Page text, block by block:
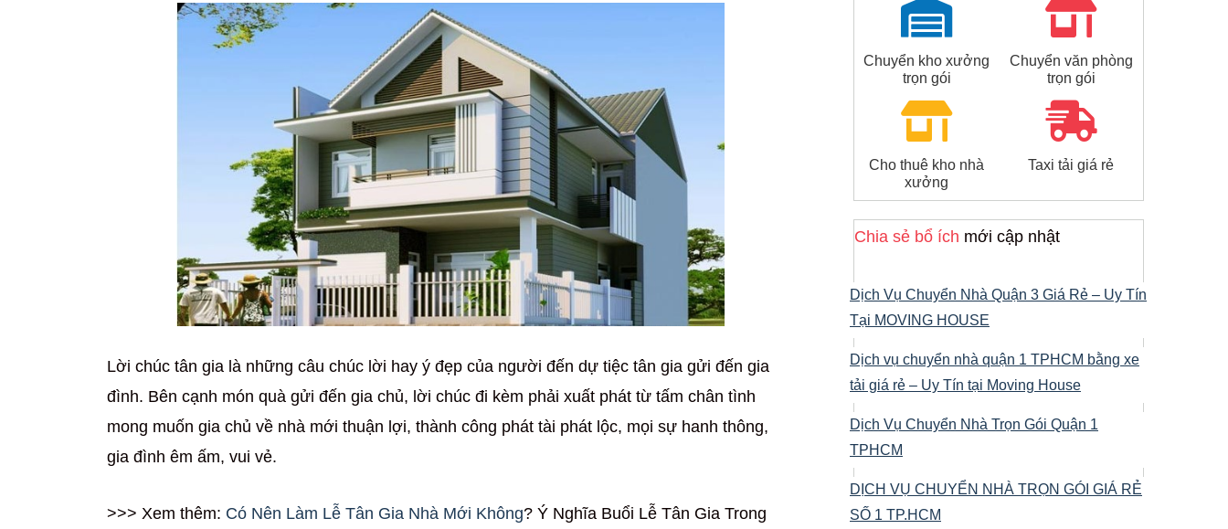
Lời chúc tân gia là những câu chúc lời hay ý đẹp của người đến dự tiệc tân gia gửi đến gia
đình. Bên cạnh món quà gửi đến gia chủ, lời chúc đi kèm phải xuất phát từ tấm chân tình
mong muốn gia chủ về nhà mới thuận lợi, thành công phát tài phát lộc, mọi sự hanh thông,
gia đình êm ấm, vui vẻ.
>>> Xem thêm: Có Nên Làm Lễ Tân Gia Nhà Mới Không? Ý Nghĩa Buổi Lễ Tân Gia Trong
Chuyển kho xưởng
trọn gói
Cho thuê kho nhà
xưởng
Chuyển văn phòng
trọn gói
Taxi tải giá rẻ
Chia sẻ bổ ích mới cập nhật
Dịch Vụ Chuyển Nhà Quận 3 Giá Rẻ – Uy Tín
Tại MOVING HOUSE
Dịch vụ chuyển nhà quận 1 TPHCM bằng xe
tải giá rẻ – Uy Tín tại Moving House
Dịch Vụ Chuyển Nhà Trọn Gói Quận 1
TPHCM
DỊCH VỤ CHUYỂN NHÀ TRỌN GÓI GIÁ RẺ
SỐ 1 TP.HCM